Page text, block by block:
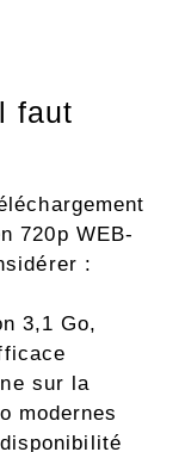
faut
720p WEB-
:
3,1 Go,
sur la
modernes